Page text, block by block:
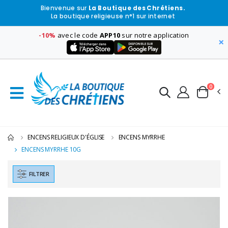
Bienvenue sur La Boutique des Chrétiens.
La boutique religieuse n°1 sur internet
-10% avec le code APP10 sur notre application
×
0
ENCENS RELIGIEUX D'ÉGLISE
ENCENS MYRRHE
ENCENS MYRRHE 10G
FILTRER